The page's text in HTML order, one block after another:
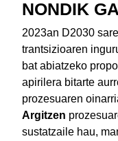
NONDIK
2023an D2030
trantsizioaren
bat abiatzeko
apirilera bitarte
prozesuaren
Argitzen
sustatzaile hau,